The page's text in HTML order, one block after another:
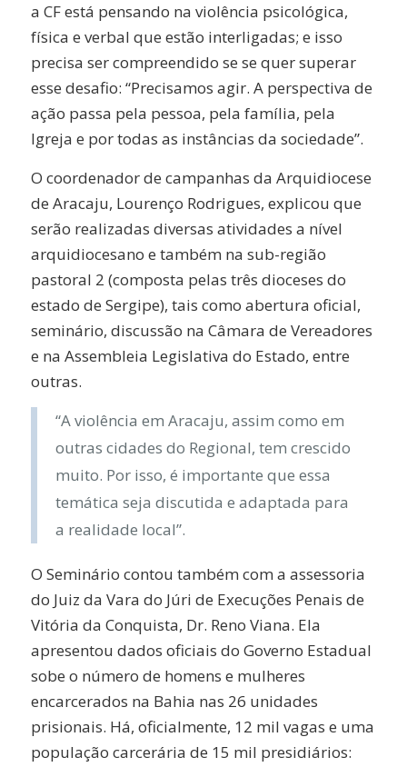
a CF está pensando na violência psicológica,
física e verbal que estão interligadas; e isso
precisa ser compreendido se se quer superar
esse desafio: “Precisamos agir. A perspectiva de
ação passa pela pessoa, pela família, pela
Igreja e por todas as instâncias da sociedade”.
O coordenador de campanhas da Arquidiocese
de Aracaju, Lourenço Rodrigues, explicou que
serão realizadas diversas atividades a nível
arquidiocesano e também na sub-região
pastoral 2 (composta pelas três dioceses do
estado de Sergipe), tais como abertura oficial,
seminário, discussão na Câmara de Vereadores
e na Assembleia Legislativa do Estado, entre
outras.
“A violência em Aracaju, assim como em
outras cidades do Regional, tem crescido
muito. Por isso, é importante que essa
temática seja discutida e adaptada para
a realidade local”.
O Seminário contou também com a assessoria
do Juiz da Vara do Júri de Execuções Penais de
Vitória da Conquista, Dr. Reno Viana. Ela
apresentou dados oficiais do Governo Estadual
sobe o número de homens e mulheres
encarcerados na Bahia nas 26 unidades
prisionais. Há, oficialmente, 12 mil vagas e uma
população carcerária de 15 mil presidiários: